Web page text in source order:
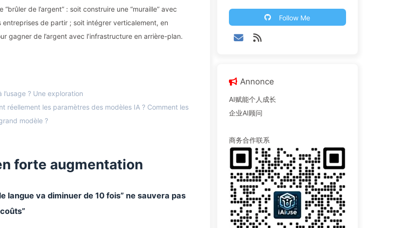
de l’argent” : soit construire une “muraille” avec
de partir ; soit intégrer verticalement, en
gagner de l’argent avec l’infrastructure en arrière-plan.
l’usage ? Une exploration
réellement les paramètres des modèles IA ? Comment les
modèle ?
forte augmentation
langue va diminuer de 10 fois” ne sauvera pas
Follow Me
Annonce
AI赋能个人成长
企业AI顾问
商务合作联系